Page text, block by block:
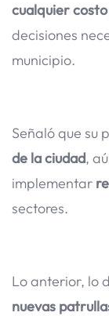
cualquier
decisiones
municipio.
Señaló que su
de la ciudad,
implementar
sectores.
Lo anterior, lo
nuevas